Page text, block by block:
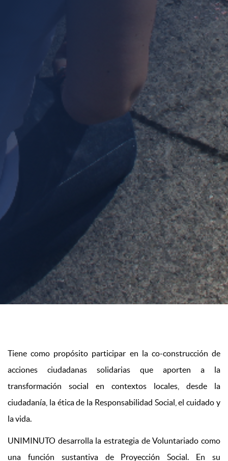
Tiene como propósito participar en la co-construcción de
acciones ciudadanas solidarias que aporten a la
transformación social en contextos locales, desde la
ciudadanía, la ética de la Responsabilidad Social, el cuidado y
la vida.
UNIMINUTO desarrolla la estrategia de Voluntariado como
una función sustantiva de Proyección Social. En su